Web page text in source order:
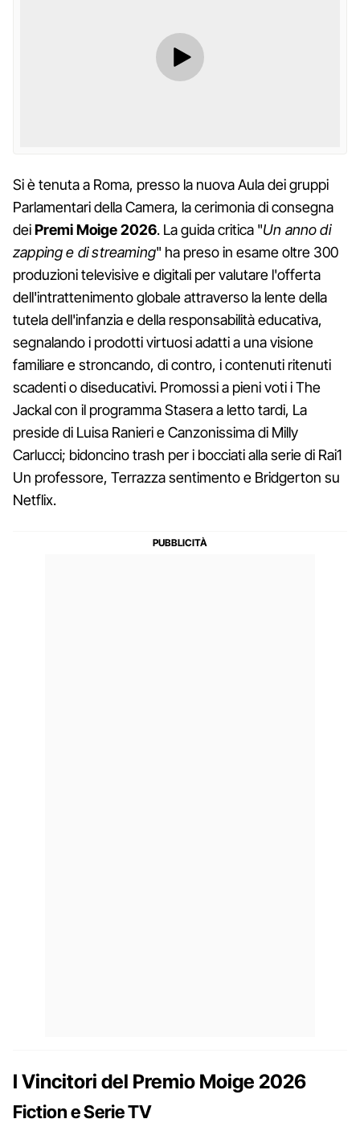
Si è tenuta a Roma, presso la nuova Aula dei gruppi
Parlamentari della Camera, la cerimonia di consegna
deiPremi Moige 2026. La guida critica "Un anno di
zapping e di streaming" ha preso in esame oltre 300
produzioni televisive e digitali per valutare l'offerta
dell'intrattenimento globale attraverso la lente della
tutela dell'infanzia e della responsabilità educativa,
segnalando i prodotti virtuosi adatti a una visione
familiare e stroncando, di contro, i contenuti ritenuti
scadenti o diseducativi. Promossi a pieni voti i The
Jackal con il programma Stasera a letto tardi, La
preside di Luisa Ranieri e Canzonissima di Milly
Carlucci; bidoncino trash per i bocciati alla serie di Rai1
Un professore, Terrazza sentimento e Bridgerton su
Netflix.
I Vincitori del Premio Moige 2026
Fiction e Serie TV